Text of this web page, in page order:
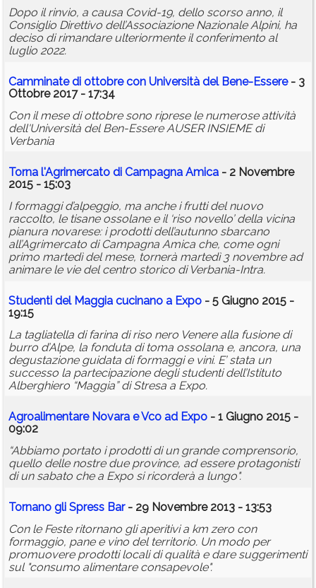
Dopo il rinvio, a causa Covid-19, dello scorso anno, il
Consiglio Direttivo dell’Associazione Nazionale Alpini, ha
deciso di rimandare ulteriormente il conferimento al
luglio 2022.
Camminate di ottobre con Università del Bene-Essere- 3
Ottobre 2017 - 17:34
Con il mese di ottobre sono riprese le numerose attività
dell'Università del Ben-Essere AUSER INSIEME di
Verbania
Torna l'Agrimercato di Campagna Amica - 2 Novembre
2015 - 15:03
I formaggi d’alpeggio, ma anche i frutti del nuovo
raccolto, le tisane ossolane e il ‘riso novello’ della vicina
pianura novarese: i prodotti dell’autunno sbarcano
all’Agrimercato di Campagna Amica che, come ogni
primo martedì del mese, tornerà martedì 3 novembre ad
animare le vie del centro storico di Verbania-Intra.
Studenti del Maggia cucinano a Expo - 5 Giugno 2015 -
19:15
La tagliatella di farina di riso nero Venere alla fusione di
burro d’Alpe, la fonduta di toma ossolana e, ancora, una
degustazione guidata di formaggi e vini. E’ stata un
successo la partecipazione degli studenti dell’Istituto
Alberghiero “Maggia” di Stresa a Expo.
Agroalimentare Novara e Vco ad Expo - 1 Giugno 2015 -
09:02
“Abbiamo portato i prodotti di un grande comprensorio,
quello delle nostre due province, ad essere protagonisti
di un sabato che a Expo si ricorderà a lungo".
Tornano gli Spress Bar- 29 Novembre 2013 - 13:53
Con le Feste ritornano gli aperitivi a km zero con
formaggio, pane e vino del territorio. Un modo per
promuovere prodotti locali di qualità e dare suggerimenti
sul "consumo alimentare consapevole".